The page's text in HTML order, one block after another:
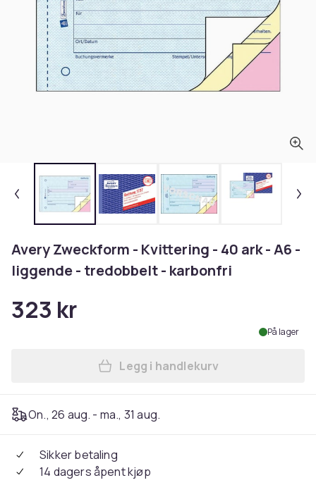
Avery Zweckform - Kvittering - 40 ark - A6 -
liggende - tredobbelt - karbonfri
323 kr
På lager
Legg Avery Zweckform -
Legg i handlekurv
On., 26 aug. - ma., 31 aug.
Sikker betaling
14 dagers åpent kjøp